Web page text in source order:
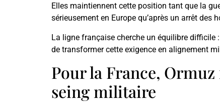
Elles maintiennent cette position tant que la
sérieusement en Europe qu’après un arrêt
La ligne française cherche un équilibre difficile
de transformer cette exigence en alignement
Pour la France,
seing militaire